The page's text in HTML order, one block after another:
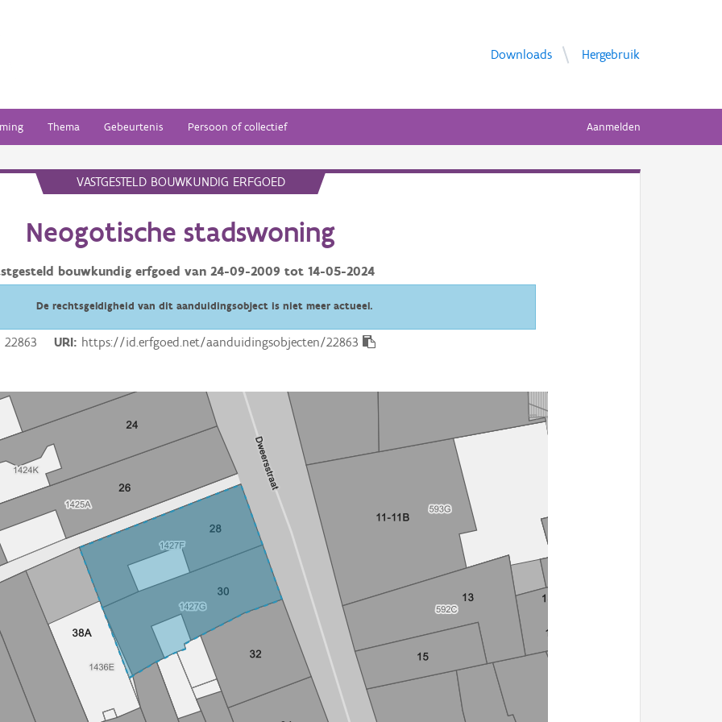
Downloads Hergebruik
Thema Gebeurtenis Persoon of collectief Aanmelden
VASTGESTELD BOUWKUNDIG ERFGOED
Neogotische stadswoning
bouwkundig erfgoed van 24-09-2009 tot 14-05-2024
De rechtsgeldigheid van dit aanduidingsobject is niet meer actueel.
22863 URI https://id.erfgoed.net/aanduidingsobjecten/22863